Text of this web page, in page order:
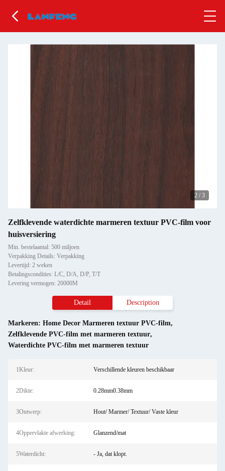
2 / 3
Zelfklevende waterdichte marmeren textuur PVC-film voor
huisversiering
Min. bestelaantal: 500 miljoen
Verpakking Details: Verpakking
Levertijd: 2 weken
Betalingscondities: L/C, D/A, D/P, T/T
Levering vermogen: 20000M
Detail Description
Markeren: Home Decor Marmeren textuur PVC-film,
Zelfklevende PVC-film met marmeren textuur,
Waterdichte PVC-film met marmeren textuur
1Kleur: Verschillende kleuren beschikbaar
2Dikte: 0.28mm0.38mm
3Ontwerp: Hout/ Marmer/ Textuur/ Vaste kleur
4Oppervlakte afwerking: Glanzend/mat
5Waterdicht: - Ja, dat klopt.